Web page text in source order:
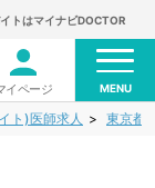
トはマイナビDOCTOR
イページ MENU
ト)医師求人 東京都